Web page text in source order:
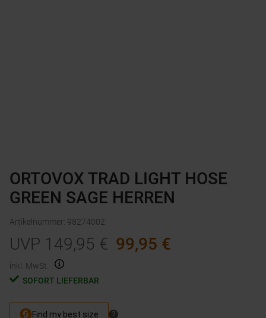
ORTOVOX TRAD LIGHT HOSE
GREEN SAGE HERREN
Artikelnummer: 98274002
UVP 149,95 € 99,95 €
inkl. MwSt.
SOFORT LIEFERBAR